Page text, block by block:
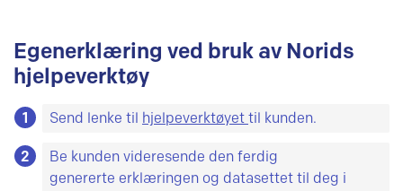
Egenerklæring ved bruk av Norids
hjelpeverktøy
1 Send lenke til hjelpeverktøyet til kunden.
2
Be kunden videresende den ferdig
genererte erklæringen og datasettet til deg i